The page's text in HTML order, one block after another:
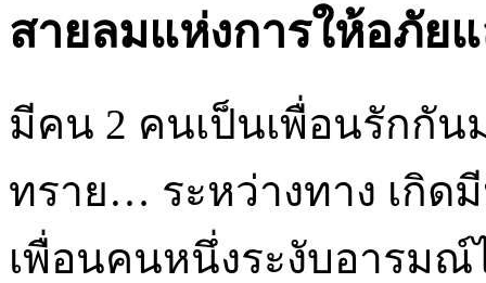
สายลมแห่งการให้อภัย
มีคน 2 คนเป็นเพื่อนรักกัน
ทราย… ระหว่างทาง เกิด
เพื่อนคนหนึ่งระงับอารม